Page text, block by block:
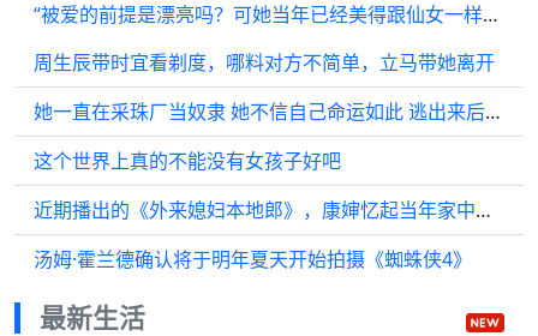
“被爱的前提是漂亮吗？可她当年已经美得跟仙女一样啊！”
周生辰带时宜看剃度，哪料对方不简单，立马带她离开
她一直在采珠厂当奴隶 她不信自己命运如此 逃出来后一步步经商
这个世界上真的不能没有女孩子好吧
近期播出的《外来媳妇本地郎》，康婶忆起当年家中往事，引得网友纷纷感慨…
汤姆·霍兰德确认将于明年夏天开始拍摄《蜘蛛侠4》
最新生活